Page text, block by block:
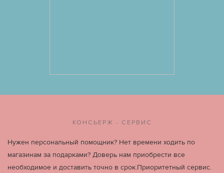
КОНСЬЕРЖ - СЕРВИС
Нужен персональный помощник? Нет времени ходить по
магазинам за подарками? Доверь нам приобрести все
необходимое и доставить точно в срок.Приоритетный сервис.